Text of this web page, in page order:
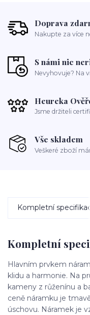
Doprava
Nakupte za více
S námi nic
Nevyhovuje? Na
Heureka
Jsme držiteli
Vše skladem
Veškeré zboží
Kompletní
Kompletní
Hlavním prvkem
klidu a harmonie. Na
kameny z růženínu a
ceně náramku je
úschovu. Náramek je